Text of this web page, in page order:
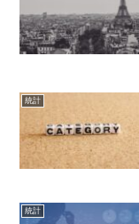
統計
統計